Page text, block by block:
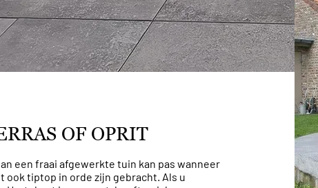
OF OPRIT
een fraai afgewerkte tuin kan pas wanneer
ook tiptop in orde zijn gebracht. Als u